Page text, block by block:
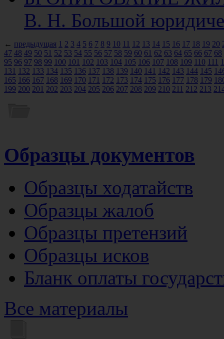
В. Н. Большой
← предыдущая 1 2 3 4 5 6 7 8 9 10 11 12 13 14 15 16 17 18 19 20
47 48 49 50 51 52 53 54 55 56 57 58 59 60 61 62 63 64 65 66 67 68
95 96 97 98 99 100 101 102 103 104 105 106 107 108 109 110 111
131 132 133 134 135 136 137 138 139 140 141 142 143 144 145
165 166 167 168 169 170 171 172 173 174 175 176 177 178 179
199 200 201 202 203 204 205 206 207 208 209 210 211 212 213
Образцы документов
Образцы ходатайств
Образцы жалоб
Образцы претензий
Образцы исков
Бланк оплаты
Все материалы